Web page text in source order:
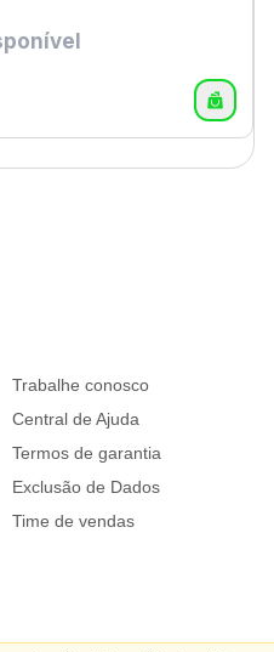
Trabalhe conosco
Central de Ajuda
Termos de garantia
Exclusão de Dados
Time de vendas